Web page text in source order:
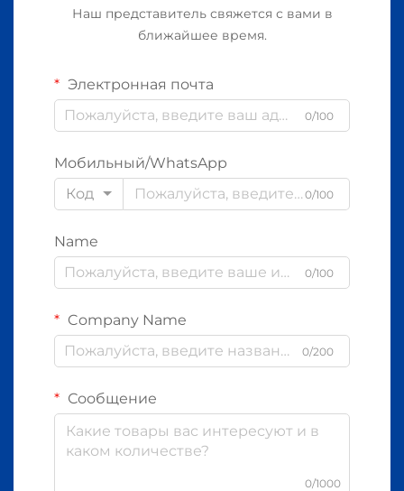
Наш представитель свяжется с вами в
ближайшее время.
Электронная почта
0/100
Мобильный/WhatsApp
Код
0/100
Name
0/100
Company Name
0/200
Сообщение
0/1000